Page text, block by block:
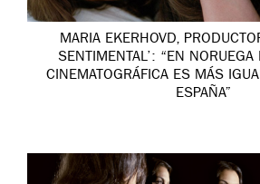
MARIA EKERHOVD,
SENTIMENTAL’: “EN
CINEMATOGRÁFICA ES MÁS
ESPAÑA”